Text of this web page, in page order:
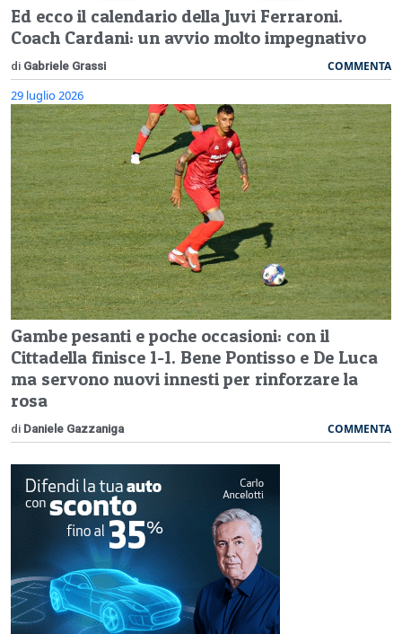
Ed ecco il calendario della Juvi Ferraroni.
Coach Cardani: un avvio molto impegnativo
di Gabriele Grassi COMMENTA
29 luglio 2026
Gambe pesanti e poche occasioni: con il
Cittadella finisce 1-1. Bene Pontisso e De Luca
ma servono nuovi innesti per rinforzare la
rosa
di Daniele Gazzaniga COMMENTA